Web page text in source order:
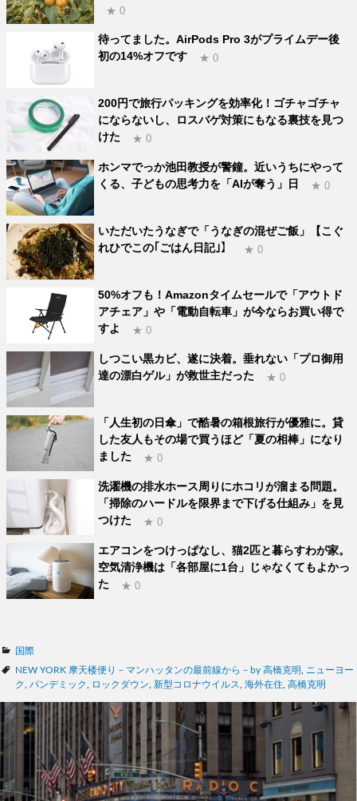
★ 0
待ってました。AirPods Pro 3がプライムデー後
初の14%オフです
★ 0
200円で旅行パッキングを効率化！ゴチャゴチャ
にならないし、ロスバゲ対策にもなる裏技を見つ
けた
★ 0
ホンマでっか池田教授が警鐘。近いうちにやって
くる、子どもの思考力を「AIが奪う」日
★ 0
いただいたうなぎで「うなぎの混ぜご飯」【こぐ
れひでこの｢ごはん日記｣】
★ 0
50%オフも！Amazonタイムセールで「アウトド
アチェア」や「電動自転車」が今ならお買い得で
すよ
★ 0
しつこい黒カビ、遂に決着。垂れない「プロ御用
達の漂白ゲル」が救世主だった
★ 0
「人生初の日傘」で酷暑の箱根旅行が優雅に。貸
した友人もその場で買うほど「夏の相棒」になり
ました
★ 0
洗濯機の排水ホース周りにホコリが溜まる問題。
「掃除のハードルを限界まで下げる仕組み」を見
つけた
★ 0
エアコンをつけっぱなし、猫2匹と暮らすわが家。
空気清浄機は「各部屋に1台」じゃなくてもよかっ
た
★ 0
カ
テ
ゴ
ー
国際
タ
グ
NEW YORK 摩天楼便り－マンハッタンの最前線から－by 高橋克明
ニューヨー
ク
パンデミック ロックダウン 新型コロナウイルス 海外在住 高橋克明